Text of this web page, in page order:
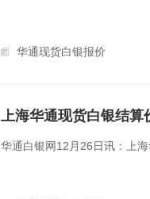
华通现货白银报价
上海华通现货白银结算
华通白银网12月26日讯：上